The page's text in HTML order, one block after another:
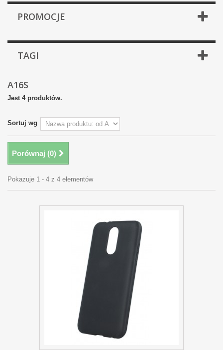
PROMOCJE
TAGI
A16S
Jest 4 produktów.
Sortuj wg
Porównaj (0)
Pokazuje 1 - 4 z 4 elementów